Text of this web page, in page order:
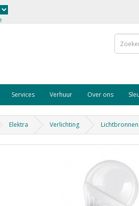
Services Verhuur Over ons
Elektra Verlichting Lichtbronnen